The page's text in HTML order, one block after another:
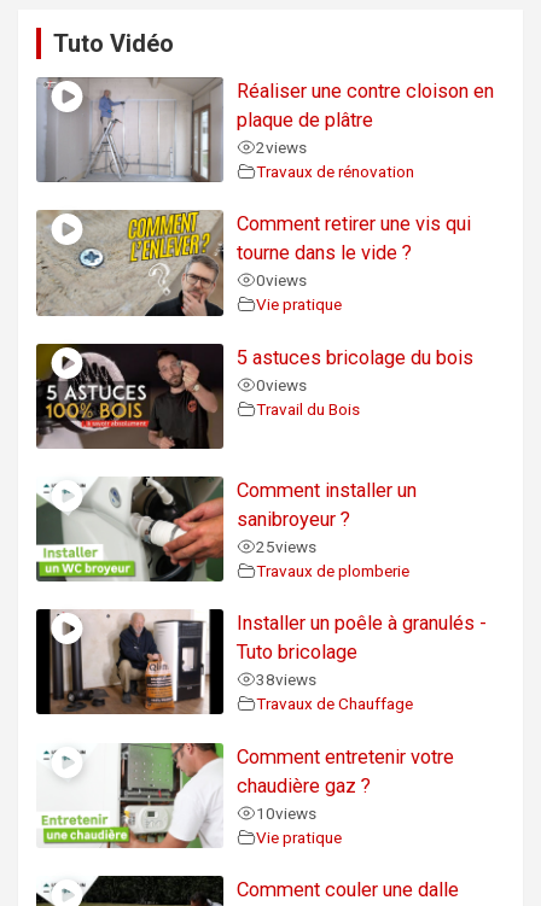
Tuto Vidéo
Réaliser une contre cloison en
plaque de plâtre
2views
Travaux de rénovation
Comment retirer une vis qui
tourne dans le vide ?
0views
Vie pratique
5 astuces bricolage du bois
0views
Travail du Bois
Comment installer un
sanibroyeur ?
25views
Travaux de plomberie
Installer un poêle à granulés -
Tuto bricolage
38views
Travaux de Chauffage
Comment entretenir votre
chaudière gaz ?
10views
Vie pratique
Comment couler une dalle